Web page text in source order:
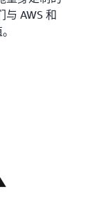
与 AWS 和